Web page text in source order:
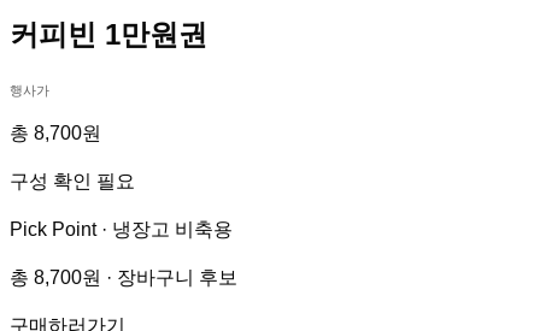
커피빈 1만원권
행사가
총 8,700원
구성 확인 필요
Pick Point · 냉장고 비축용
총 8,700원 · 장바구니 후보
구매하러가기